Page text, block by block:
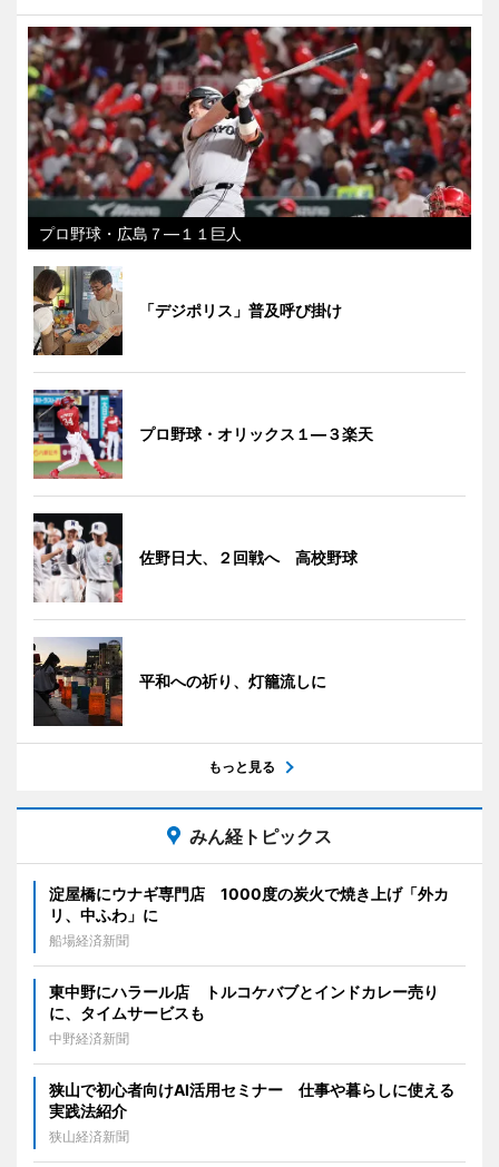
プロ野球・広島７―１１巨人
「デジポリス」普及呼び掛け
プロ野球・オリックス１―３楽天
佐野日大、２回戦へ 高校野球
平和への祈り、灯籠流しに
もっと見る
みん経トピックス
淀屋橋にウナギ専門店 1000度の炭火で焼き上げ「外カ
リ、中ふわ」に
船場経済新聞
東中野にハラール店 トルコケバブとインドカレー売り
に、タイムサービスも
中野経済新聞
狭山で初心者向けAI活用セミナー 仕事や暮らしに使える
実践法紹介
狭山経済新聞